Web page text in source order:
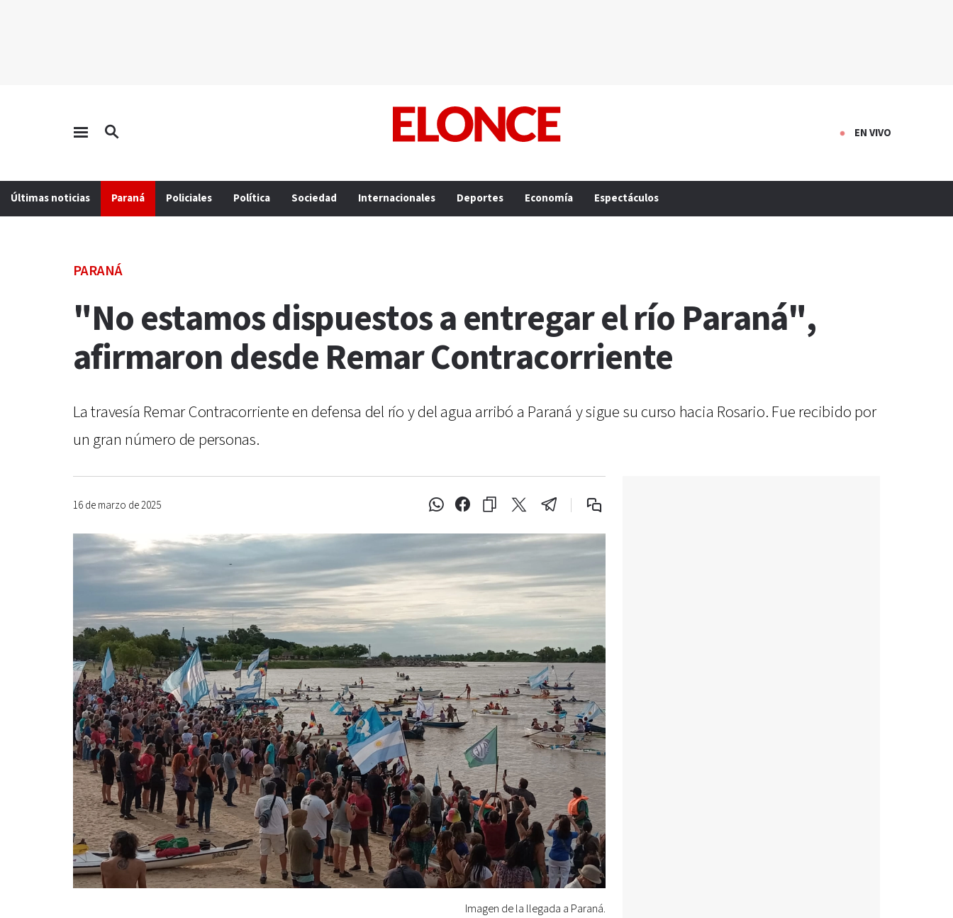
EN VIVO
Últimas noticias Paraná Policiales Política Sociedad Internacionales Deportes Economía Espectáculos
PARANÁ
"No estamos dispuestos a entregar el río Paraná",
afirmaron desde Remar Contracorriente
La travesía Remar Contracorriente en defensa del río y del agua arribó a Paraná y sigue su curso hacia Rosario. Fue recibido por
un gran número de personas.
16 de marzo de 2025
Imagen de la llegada a Paraná.